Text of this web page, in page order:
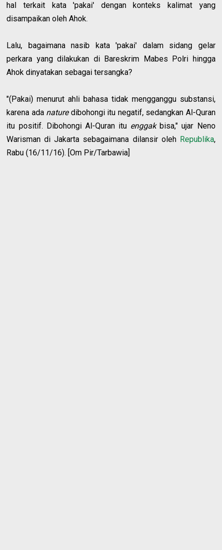
hal terkait kata 'pakai' dengan konteks kalimat yang
disampaikan oleh Ahok.
Lalu, bagaimana nasib kata 'pakai' dalam sidang gelar
perkara yang dilakukan di Bareskrim Mabes Polri hingga
Ahok dinyatakan sebagai tersangka?
"(Pakai) menurut ahli bahasa tidak mengganggu substansi,
karena ada naturedibohongi itu negatif, sedangkan Al-Quran
itu positif. Dibohongi Al-Quran itu enggakbisa," ujar Neno
Warisman di Jakarta sebagaimana dilansir oleh Republika,
Rabu (16/11/16). [Om Pir/Tarbawia]